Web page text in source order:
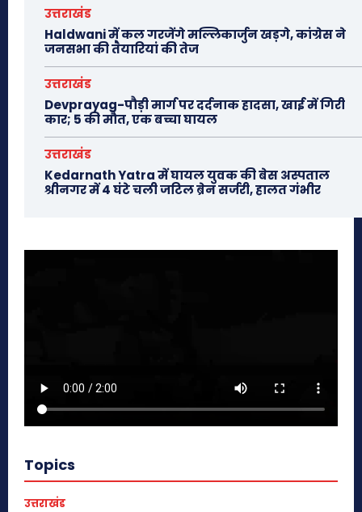
उत्तराखंड
Haldwani में कल गरजेंगे मल्लिकार्जुन खड़गे, कांग्रेस ने
जनसभा की तैयारियां की तेज
उत्तराखंड
Devprayag-पौड़ी मार्ग पर दर्दनाक हादसा, खाई में गिरी
कार; 5 की मौत, एक बच्चा घायल
उत्तराखंड
Kedarnath Yatra में घायल युवक की बेस अस्पताल
श्रीनगर में 4 घंटे चली जटिल ब्रेन सर्जरी, हालत गंभीर
Topics
उत्तराखंड